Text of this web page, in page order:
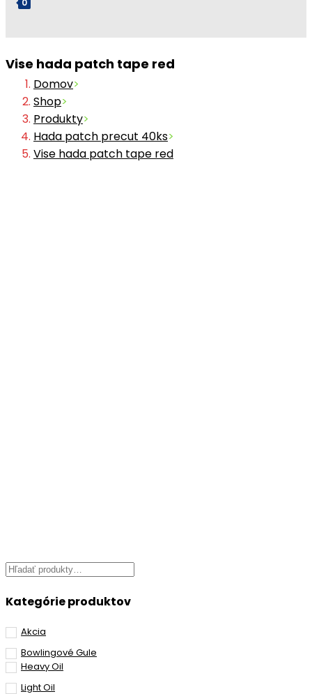
0
Vise hada patch tape red
Domov>
Shop>
Produkty>
Hada patch precut 40ks>
Vise hada patch tape red
Kategórie produktov
Akcia
Bowlingové Gule
Heavy Oil
Light Oil